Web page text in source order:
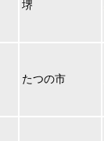
堺
たつの市